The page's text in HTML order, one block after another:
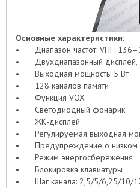
Основные характеристики:
•
Диапазон частот: VHF:
•
Двухдиапазонный дисплей,
•
Выходная мощность: 5 Вт
•
128 каналов памяти
•
Функция VOX
•
Светодиодный фонарик
•
ЖК-дисплей
•
Регулируемая выходная
•
Предупреждение о низком
•
Режим энергосбережения
•
Блокировка клавиатуры
•
Шаг канала: 2,5/5/6,25/10/